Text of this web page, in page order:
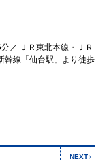
／ ＪＲ東北本線・ＪＲ
幹線「仙台駅」より徒歩
NEXT